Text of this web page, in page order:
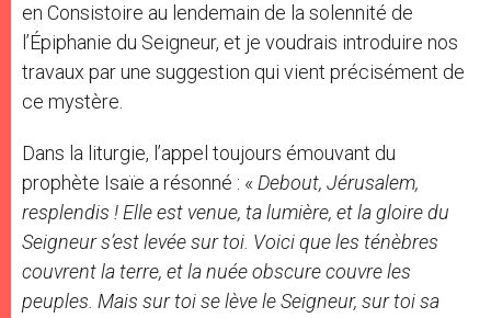
en Consistoire au lendemain de la solennité de
l’Épiphanie du Seigneur, et je voudrais introduire nos
travaux par une suggestion qui vient précisément de
ce mystère.
Dans la liturgie, l’appel toujours émouvant du
prophète Isaïe a résonné : « Debout, Jérusalem,
resplendis ! Elle est venue, ta lumière, et la gloire du
Seigneur s’est levée sur toi. Voici que les ténèbres
couvrent la terre, et la nuée obscure couvre les
peuples. Mais sur toi se lève le Seigneur, sur toi sa